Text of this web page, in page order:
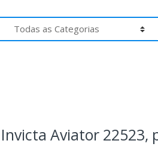
Aviator 22523,